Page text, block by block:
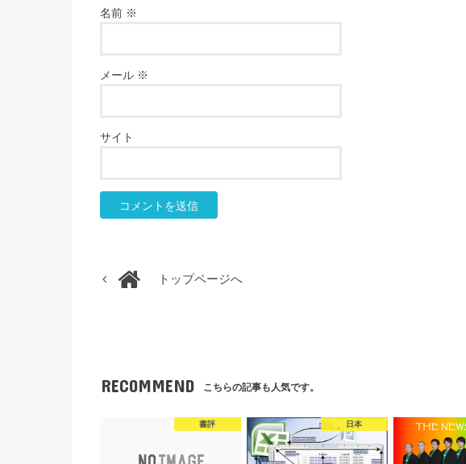
名前 ※
メール ※
サイト
トップページへ
RECOMMEND こちらの記事も人気です。
書評 日本